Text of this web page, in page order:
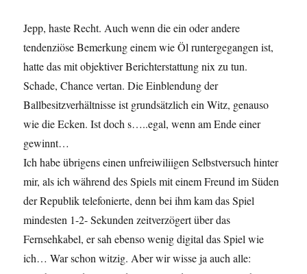
Jepp, haste Recht. Auch wenn die ein oder andere
tendenziöse Bemerkung einem wie Öl runtergegangen ist,
hatte das mit objektiver Berichterstattung nix zu tun.
Schade, Chance vertan. Die Einblendung der
Ballbesitzverhältnisse ist grundsätzlich ein Witz, genauso
wie die Ecken. Ist doch s…..egal, wenn am Ende einer
gewinnt…
Ich habe übrigens einen unfreiwiliigen Selbstversuch hinter
mir, als ich während des Spiels mit einem Freund im Süden
der Republik telefonierte, denn bei ihm kam das Spiel
mindesten 1-2- Sekunden zeitverzögert über das
Fernsehkabel, er sah ebenso wenig digital das Spiel wie
ich… War schon witzig. Aber wir wisse ja auch alle: